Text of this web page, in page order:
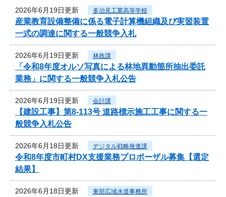
2026年6月19日更新 多治見工業高等学校
産業教育設備整備に係る電子計算機組織及び実習装置
一式の調達に関する一般競争入札
2026年6月19日更新 林政課
「令和8年度オルソ写真による林地異動箇所抽出委託
業務」に関する一般競争入札公告
2026年6月19日更新 会計課
【建設工事】第8-113号 道路標示施工工事に関する一
般競争入札公告
2026年6月18日更新 デジタル戦略推進課
令和8年度市町村DX支援業務プロポーザル募集【選定
結果】
2026年6月18日更新 東部広域水道事務所